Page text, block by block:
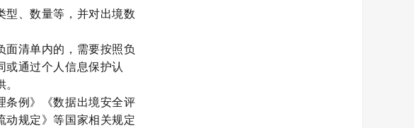
型、数量等，并对出境数
面清单内的，需要按照负
或通过个人信息保护认
条例》
《数据出境安全评
动规定》等国家相关规定